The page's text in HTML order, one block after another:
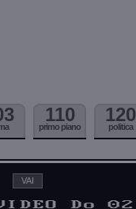
110
primo piano
120
politica